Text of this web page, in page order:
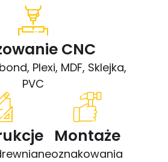
CNC
Plexi, MDF, Sklejka,
PVC
Montaże
oznakowania